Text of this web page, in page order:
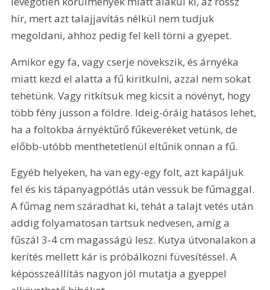
hír, mert azt talajjavítás nélkül nem tudjuk
megoldani, ahhoz pedig fel kell törni a gyepet.
Amikor egy fa, vagy cserje növekszik, és árnyéka
miatt kezd el alatta a fű kiritkulni, azzal nem sokat
tehetünk. Vagy ritkítsuk meg kicsit a növényt, hogy
több fény jusson a földre. Ideig-óráig hatásos lehet,
ha a foltokba árnyéktűrő fűkeveréket vetünk, de
előbb-utóbb menthetetlenül eltűnik onnan a fű.
Egyéb helyeken, ha van egy-egy folt, azt kapáljuk
fel és kis tápanyagpótlás után vessük be fűmaggal.
A fűmag nem száradhat ki, tehát a talajt vetés után
addig folyamatosan tartsuk nedvesen, amíg a
fűszál 3-4 cm magasságú lesz. Kutya útvonalakon a
kerítés mellett kár is próbálkozni füvesítéssel. A
képösszeállítás nagyon jól mutatja a gyeppel